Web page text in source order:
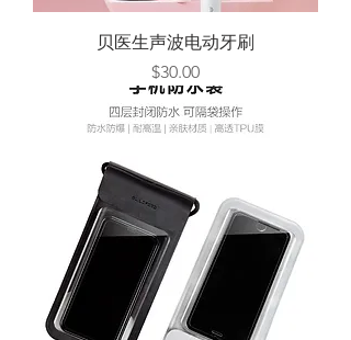
贝医生声波电动牙刷
Price
$30.00